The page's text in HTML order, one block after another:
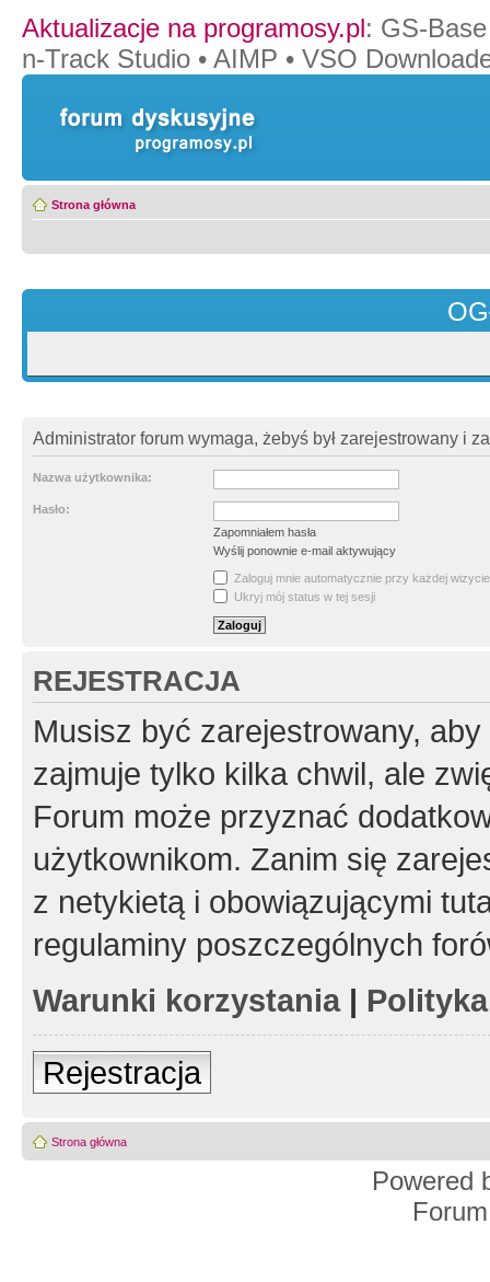
Aktualizacje na programosy.pl: GS-Base
n-Track Studio • AIMP • VSO
Strona główna
Administrator forum wymaga, żebyś był zarejestrowany i
Nazwa użytkownika:
Hasło:
Zapomniałem hasła
Wyślij ponownie e-mail aktywujący
Zaloguj mnie automatycznie przy każdej wizycie
Ukryj mój status w tej sesji
REJESTRACJA
Musisz być zarejestrowany,
zajmuje tylko kilka chwil, ale
Forum może przyznać
użytkownikom. Zanim się
z netykietą i obowiązującymi
regulaminy poszczególnych
Warunki korzystania|
Rejestracja
Strona główna
Powered